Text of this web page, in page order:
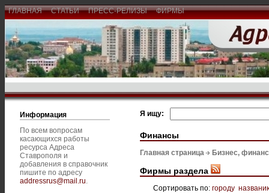
ГЛАВНАЯ СТАТЬИ ПРЕСС-РЕЛИЗЫ ФИРМЫ
Информация
По всем вопросам
касающихся работы
ресурса Адреса
Ставрополя и
добавления в справочник
пишите по адресу
addressrus@mail.ru.
Я ищу:
Финансы
Главная страница Бизнес,
Фирмы раздела
Сортировать по: городу